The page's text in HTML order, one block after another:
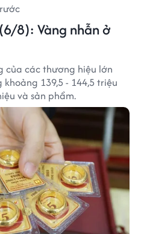
8): Vàng nhẫn ở
của các thương hiệu lớn
139,5 - 144,5 triệu
và sản phẩm.